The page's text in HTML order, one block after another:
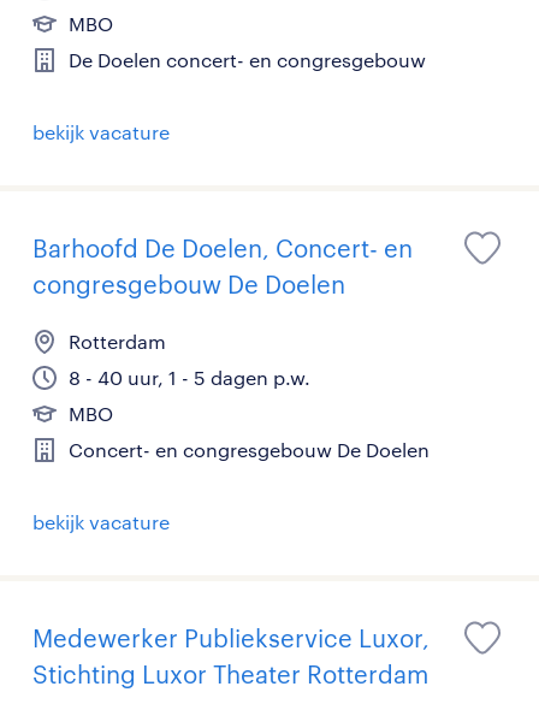
MBO
De Doelen concert- en congresgebouw
bekijk vacature
Barhoofd De Doelen, Concert- en
congresgebouw De Doelen
Rotterdam
8 - 40 uur, 1 - 5 dagen p.w.
MBO
Concert- en congresgebouw De Doelen
bekijk vacature
Medewerker Publiekservice Luxor,
Stichting Luxor Theater Rotterdam